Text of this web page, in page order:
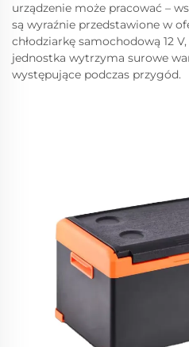
urządzenie może pracować –
są wyraźnie przedstawione w
chłodziarkę samochodową 12
jednostka wytrzyma surowe
występujące podczas przygód.